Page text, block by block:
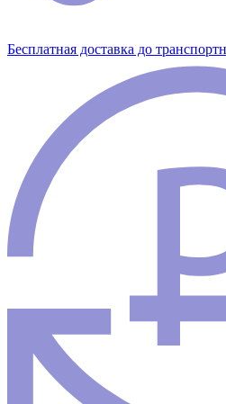
Бесплатная доставка до